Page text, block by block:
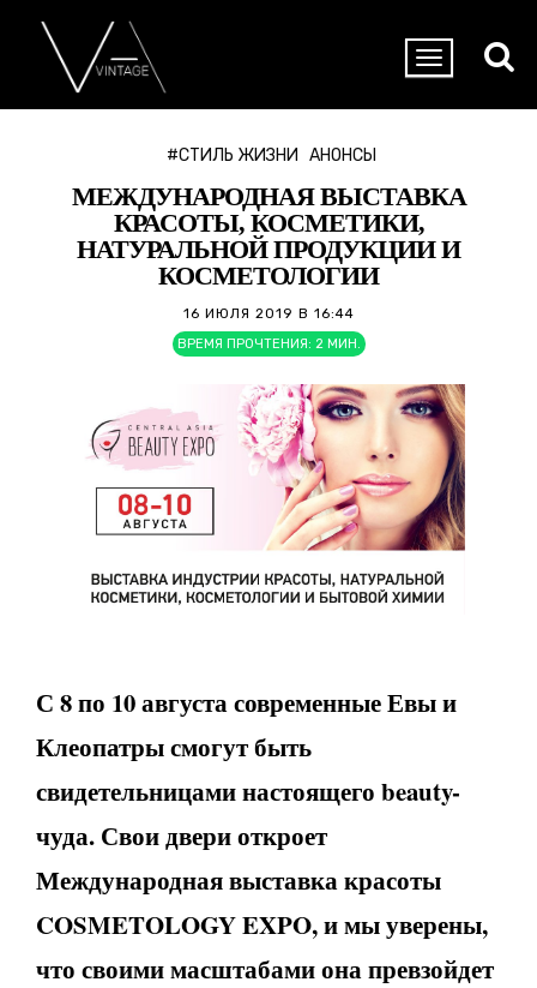
#СТИЛЬ ЖИЗНИ АНОНСЫ
МЕЖДУНАРОДНАЯ ВЫСТАВКА
КРАСОТЫ, КОСМЕТИКИ,
НАТУРАЛЬНОЙ ПРОДУКЦИИ И
КОСМЕТОЛОГИИ
16 ИЮЛЯ 2019 В 16:44
ВРЕМЯ ПРОЧТЕНИЯ: 2 МИН.
С 8 по 10 августа современные Евы и
Клеопатры смогут быть
свидетельницами настоящего beauty-
чуда. Свои двери откроет
Международная выставка красоты
COSMETOLOGY EXPO, и мы уверены,
что своими масштабами она превзойдет